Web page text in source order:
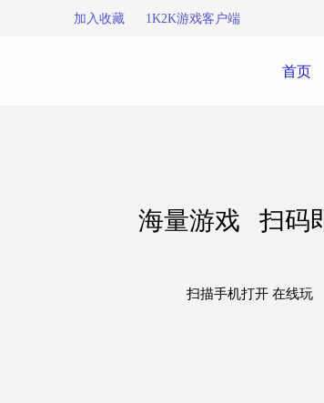
加入收藏 1K2K游戏客户端
首页
海量游戏 扫码
扫描手机打开 在线玩